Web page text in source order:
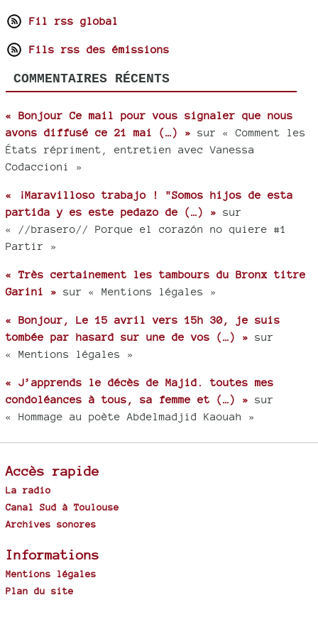
Fil rss global
Fils rss des émissions
COMMENTAIRES RÉCENTS
« Bonjour Ce mail pour vous signaler que nous
avons diffusé ce 21 mai (…) » sur « Comment les
États répriment, entretien avec Vanessa
Codaccioni »
« ¡Maravilloso trabajo ! "Somos hijos de esta
partida y es este pedazo de (…) » sur
« //brasero// Porque el corazón no quiere #1
Partir »
« Très certainement les tambours du Bronx titre
Garini » sur « Mentions légales »
« Bonjour, Le 15 avril vers 15h 30, je suis
tombée par hasard sur une de vos (…) » sur
« Mentions légales »
« J’apprends le décès de Majid. toutes mes
condoléances à tous, sa femme et (…) » sur
« Hommage au poète Abdelmadjid Kaouah »
Accès rapide
La radio
Canal Sud à Toulouse
Archives sonores
Informations
Mentions légales
Plan du site